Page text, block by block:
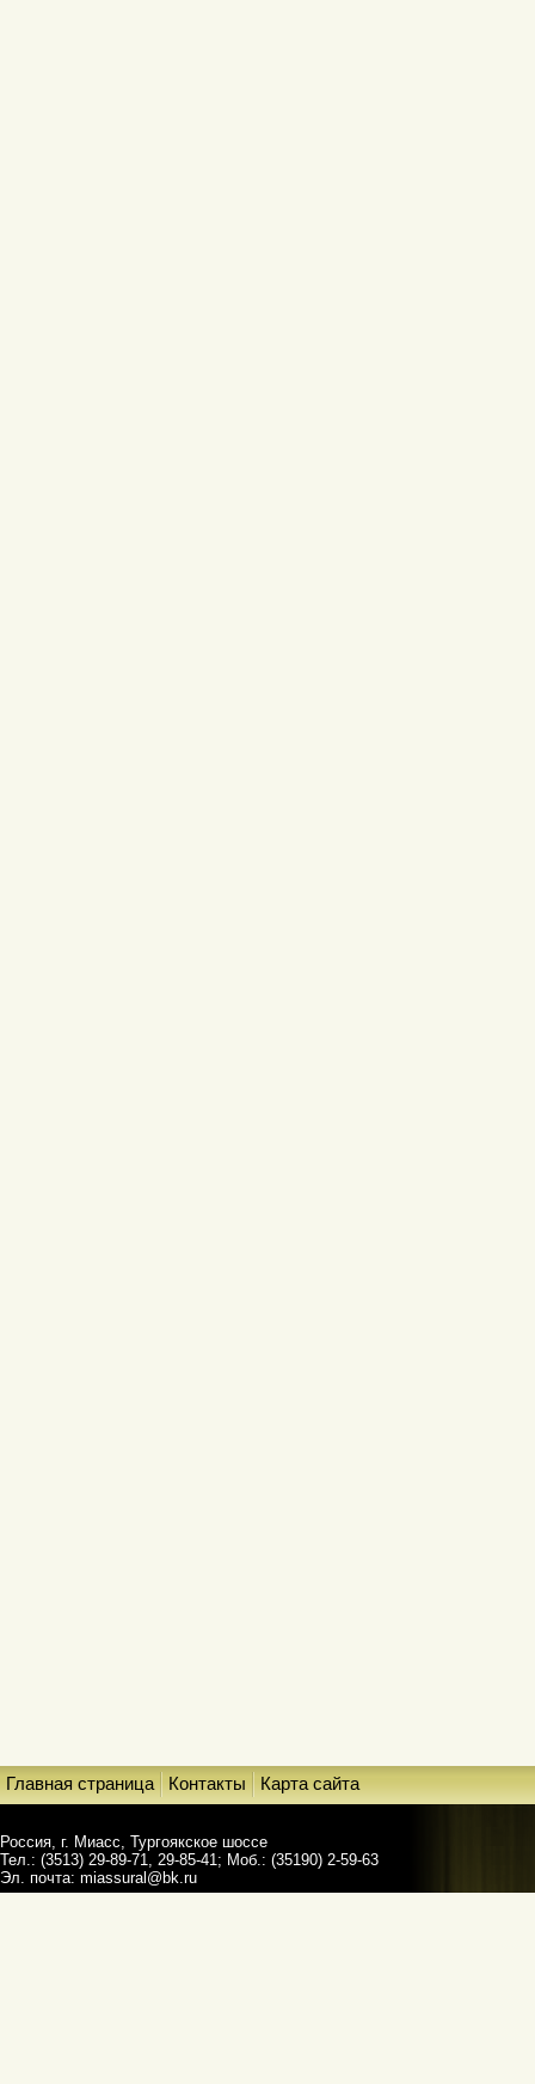
Главная страница Контакты Карта сайта
Россия, г. Миасс, Тургоякское шоссе
Тел.: (3513) 29-89-71, 29-85-41; Моб.: (35190) 2-59-63
Эл. почта: miassural@bk.ru